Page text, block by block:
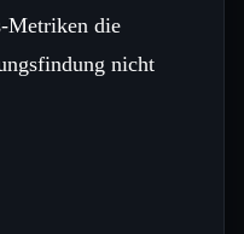
die
nicht